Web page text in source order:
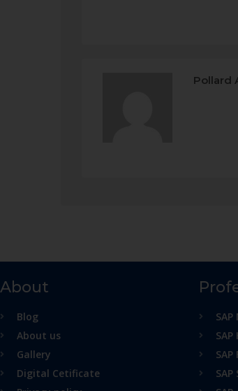
Pollard
About
Blog
About us
Gallery
Digital Cetificate